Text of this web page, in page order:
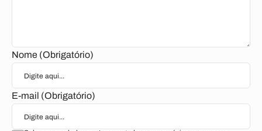
Nome (Obrigatório)
E-mail (Obrigatório)